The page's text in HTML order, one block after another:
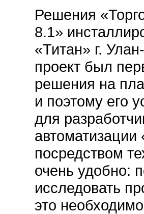
Решения
8.1»
«Титан» г.
проект был
решения на
и поэтому его
для
посредством
очень удобно:
исследовать
это